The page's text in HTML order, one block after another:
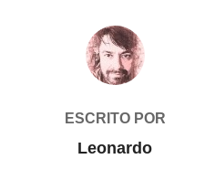
AUTOR DO POST
ESCRITO POR
Leonardo